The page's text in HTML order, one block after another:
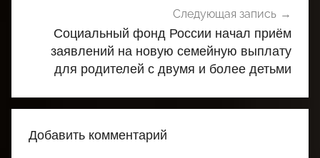
Следующая запись
Социальный фонд России начал приём
заявлений на новую семейную выплату
для родителей с двумя и более детьми
Добавить комментарий